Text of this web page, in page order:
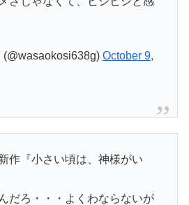
October 9,
作『小さい頃は、神様がい
だろ・・・よくわならないが